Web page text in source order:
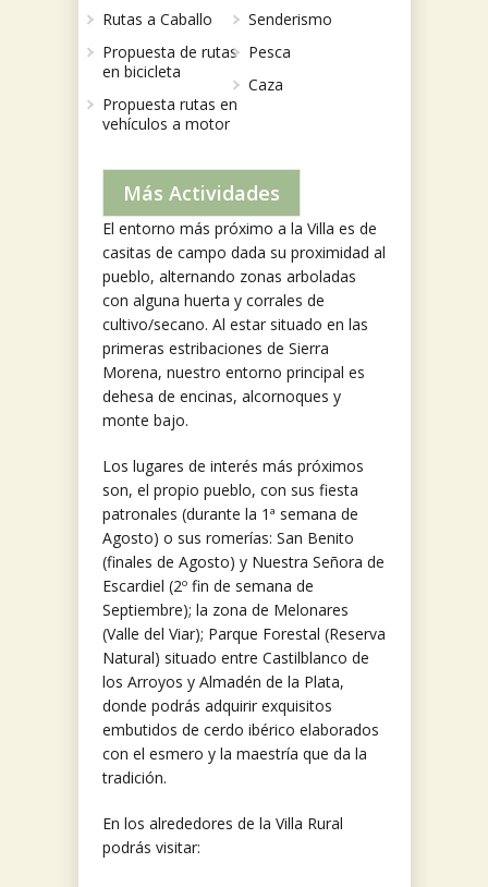
Rutas a Caballo
Propuesta de rutas
en bicicleta
Propuesta rutas en
vehículos a motor
Senderismo
Pesca
Caza
Más Actividades
El entorno más próximo a la Villa es de
casitas de campo dada su proximidad al
pueblo, alternando zonas arboladas
con alguna huerta y corrales de
cultivo/secano. Al estar situado en las
primeras estribaciones de Sierra
Morena, nuestro entorno principal es
dehesa de encinas, alcornoques y
monte bajo.
Los lugares de interés más próximos
son, el propio pueblo, con sus fiesta
patronales (durante la 1ª semana de
Agosto) o sus romerías: San Benito
(finales de Agosto) y Nuestra Señora de
Escardiel (2º fin de semana de
Septiembre); la zona de Melonares
(Valle del Viar); Parque Forestal (Reserva
Natural) situado entre Castilblanco de
los Arroyos y Almadén de la Plata,
donde podrás adquirir exquisitos
embutidos de cerdo ibérico elaborados
con el esmero y la maestría que da la
tradición.
En los alrededores de la Villa Rural
podrás visitar: